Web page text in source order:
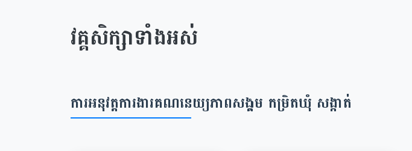
វគ្គសិក្សាទាំងអស់
ការអនុវត្តការងារគណនេយ្យភាពសង្គម កម្រិតឃុំ សង្កាត់